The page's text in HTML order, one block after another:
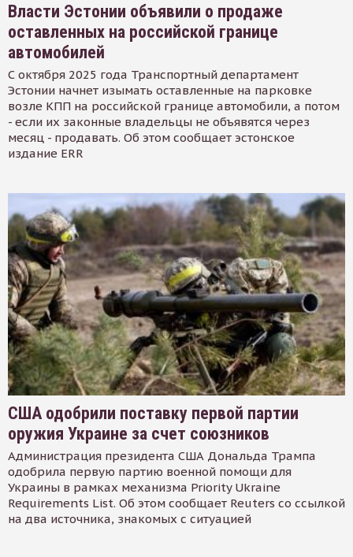
Власти Эстонии объявили о продаже
оставленных на российской границе
автомобилей
С октября 2025 года Транспортный департамент
Эстонии начнет изымать оставленные на парковке
возле КПП на российской границе автомобили, а потом
- если их законные владельцы не объявятся через
месяц - продавать. Об этом сообщает эстонское
издание ERR
США одобрили поставку первой партии
оружия Украине за счет союзников
Администрация президента США Дональда Трампа
одобрила первую партию военной помощи для
Украины в рамках механизма Priority Ukraine
Requirements List. Об этом сообщает Reuters со ссылкой
на два источника, знакомых с ситуацией